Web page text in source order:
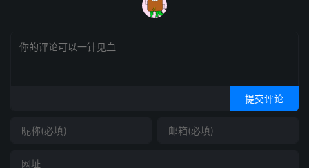
提交评论